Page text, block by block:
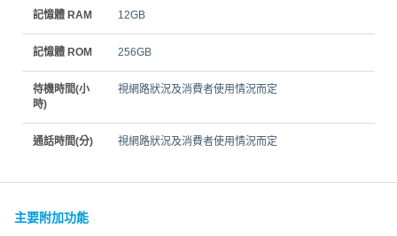
記憶體 RAM 12GB
記憶體 ROM 256GB
待機時間(小
時)
視網路狀況及消費者使用情況而定
通話時間(分) 視網路狀況及消費者使用情況而定
主要附加功能